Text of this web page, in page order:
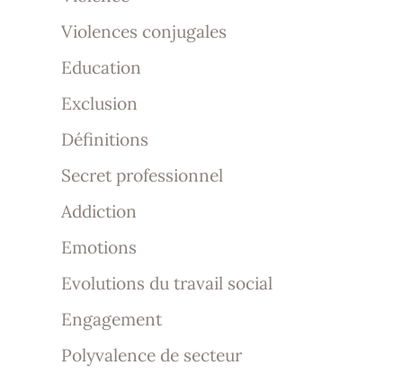
Violences conjugales
Education
Exclusion
Définitions
Secret professionnel
Addiction
Emotions
Evolutions du travail social
Engagement
Polyvalence de secteur